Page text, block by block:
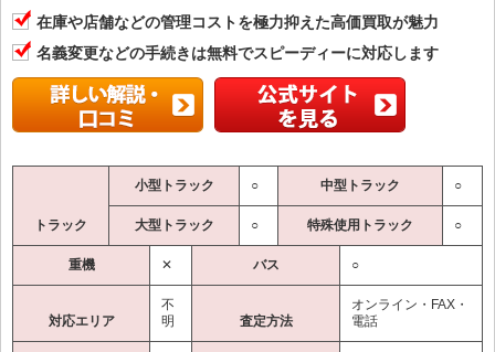
在庫や店舗などの管理コストを極力抑えた高価買取が魅力
名義変更などの手続きは無料でスピーディーに対応します
トラック
小型トラック ○ 中型トラック ○
大型トラック ○ 特殊使用トラック ○
重機 ✕ バス ○
対応エリア
不
明
査定方法
オンライン・FAX・
電話